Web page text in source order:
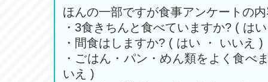
ほんの一部ですが食事アンケートの
・3食きちんと食べていますか? ( は
・間食はしますか? ( はい ・ いいえ )
・ごはん・パン・めん類をよく食べ
いえ )